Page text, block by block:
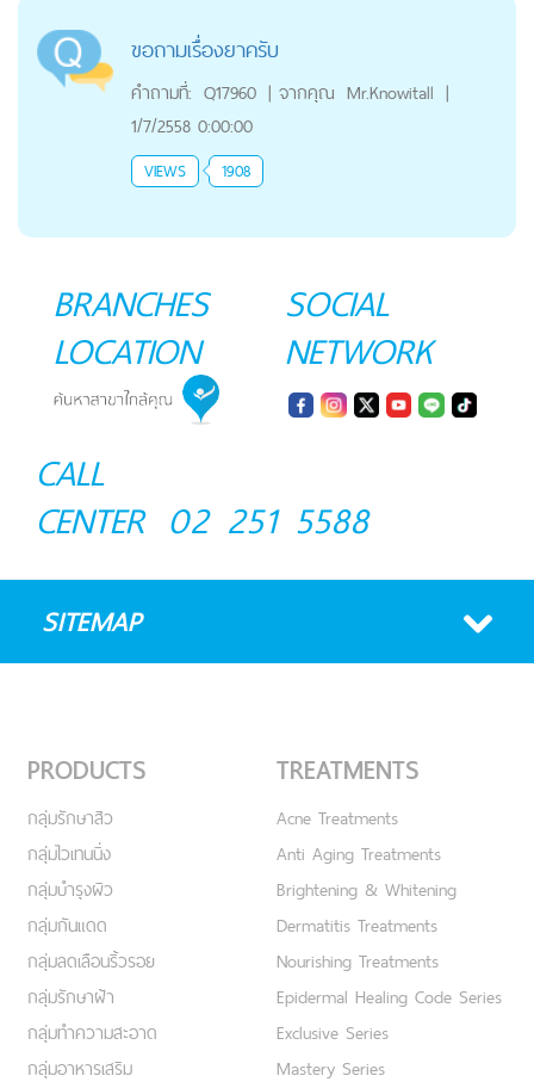
ขอถามเรื่องยาครับ
คำถามที่: Q17960 | จากคุณ Mr.Knowitall |
1/7/2558 0:00:00
VIEWS 1908
BRANCHES
LOCATION
SOCIAL
NETWORK
CALL
CENTER 02 251 5588
SITEMAP
PRODUCTS
กลุ่มรักษาสิว
กลุ่มไวเทนนิ่ง
กลุ่มบำรุงผิว
กลุ่มกันแดด
กลุ่มลดเลือนริ้วรอย
กลุ่มรักษาฝ้า
กลุ่มทำความสะอาด
กลุ่มอาหารเสริม
TREATMENTS
Acne Treatments
Anti Aging Treatments
Brightening & Whitening
Dermatitis Treatments
Nourishing Treatments
Epidermal Healing Code Series
Exclusive Series
Mastery Series